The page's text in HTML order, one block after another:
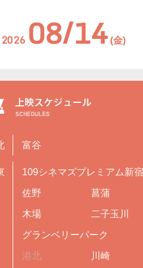
2026 08/14 (金)
富谷
109シネマズプレミアム新宿
佐野 菖蒲
木場 二子玉川
グランベリーパーク
港北 川崎